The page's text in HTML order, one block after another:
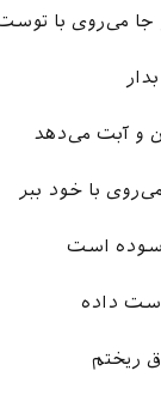
جا می‌روی با
و آبت می‌دهد
با خود ببر
است
داده
ریختم